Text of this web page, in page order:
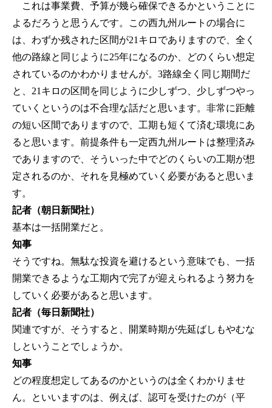
これは事業費、予算が幾ら確保できるかということに
よるだろうと思うんです。この西九州ルートの場合に
は、わずか残された区間が21キロでありますので、全く
他の路線と同じように25年になるのか、どのくらい想定
されているのかわかりませんが。3路線全く同じ期間だ
と、21キロの区間を同じように少しずつ、少しずつやっ
ていくというのは不合理な話だと思います。非常に距離
の短い区間でありますので、工期も短くて済む環境にあ
ると思います。前提条件も一定西九州ルートは整理済み
でありますので、そういった中でどのくらいの工期が想
定されるのか、それを見極めていく必要があると思いま
す。
記者（朝日新聞社）
基本は一括開業だと。
知事
そうですね。無駄な投資を避けるという意味でも、一括
開業できるような工期内で完了が迎えられるよう努力を
していく必要があると思います。
記者（毎日新聞社）
関連ですが、そうすると、開業時期が先延ばしもやむな
しということでしょうか。
知事
どの程度想定してあるのかというのは全くわかりませ
ん。といいますのは、例えば、認可を受けたのが（平